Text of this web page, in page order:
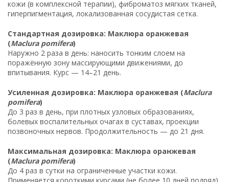
кожи (в комплексной терапии), фиброматоз мягких тканей,
гиперпигментация, локализованная сосудистая сетка.
Стандартная дозировка: Маклюра оранжевая
(Maclura pomifera)
Наружно 2 раза в день: наносить тонким слоем на
поражённую зону массирующими движениями, до
впитывания. Курс — 14–21 день.
Усиленная дозировка: Маклюра оранжевая (Maclura
pomifera)
До 3 раз в день, при плотных узловых образованиях,
болевых воспалительных очагах в суставах, проекции
позвоночных нервов. Продолжительность — до 21 дня.
Максимальная дозировка: Маклюра оранжевая
(Maclura pomifera)
До 4 раз в сутки на ограниченные участки кожи.